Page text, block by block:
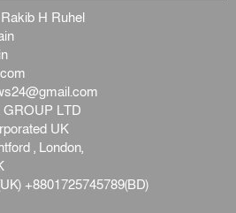
জন্য উন্মুক্ত জুলাই স্মৃতি জাদুঘর
১০ জেলায় সতর্কতা
নেওয়ার জন্য সবাই প্রতিযোগিতায় নেমেছে :
আন্দোলনে হত্যাকাণ্ডের বিচার হবে স্বচ্ছ, নিরপ...
H Ruhel
LTD
UK
, London,
+8801725745789(BD)